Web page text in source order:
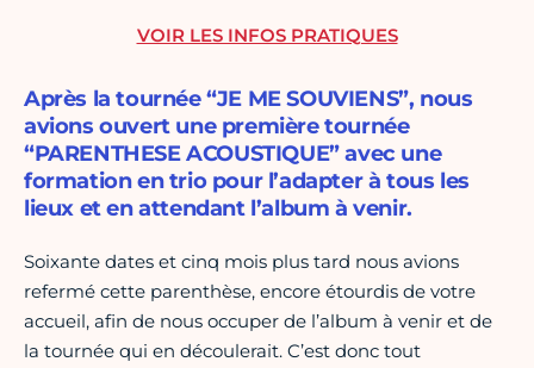
Après la tournée “JE ME SOUVIENS”, nous
avions ouvert une première tournée
“PARENTHESE ACOUSTIQUE” avec une
formation en trio pour l’adapter à tous les
lieux et en attendant l’album à venir.
Soixante dates et cinq mois plus tard nous avions
refermé cette parenthèse, encore étourdis de votre
accueil, afin de nous occuper de l’album à venir et de
la tournée qui en découlerait. C’est donc tout
VOIR LES INFOS PRATIQUES